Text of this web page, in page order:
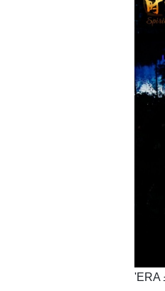
​'ERA